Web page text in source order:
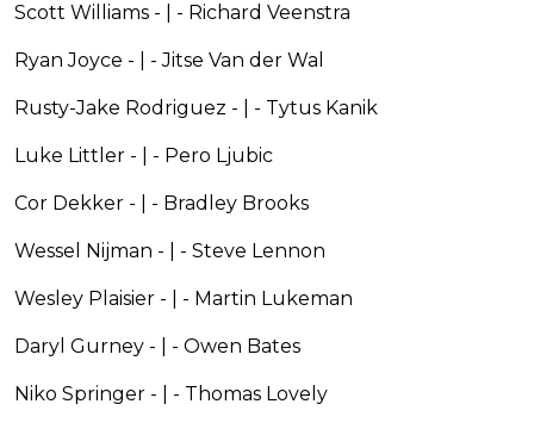
Scott Williams - | - Richard Veenstra
Ryan Joyce - | - Jitse Van der Wal
Rusty-Jake Rodriguez - | - Tytus Kanik
Luke Littler - | - Pero Ljubic
Cor Dekker - | - Bradley Brooks
Wessel Nijman - | - Steve Lennon
Wesley Plaisier - | - Martin Lukeman
Daryl Gurney - | - Owen Bates
Niko Springer - | - Thomas Lovely